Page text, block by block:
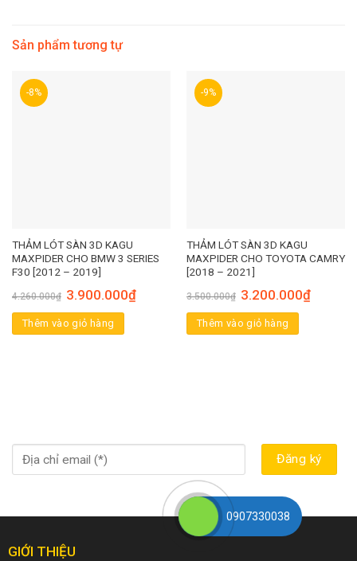
Sản phẩm tương tự
-8%
THẢM LÓT SÀN 3D KAGU
MAXPIDER CHO BMW 3 SERIES
F30 [2012 – 2019]
4.260.000₫ 3.900.000₫
Thêm vào giỏ hàng
-9%
THẢM LÓT SÀN 3D KAGU
MAXPIDER CHO TOYOTA CAMRY
[2018 – 2021]
3.500.000₫ 3.200.000₫
Thêm vào giỏ hàng
GIỚI THIỆU
0907330038